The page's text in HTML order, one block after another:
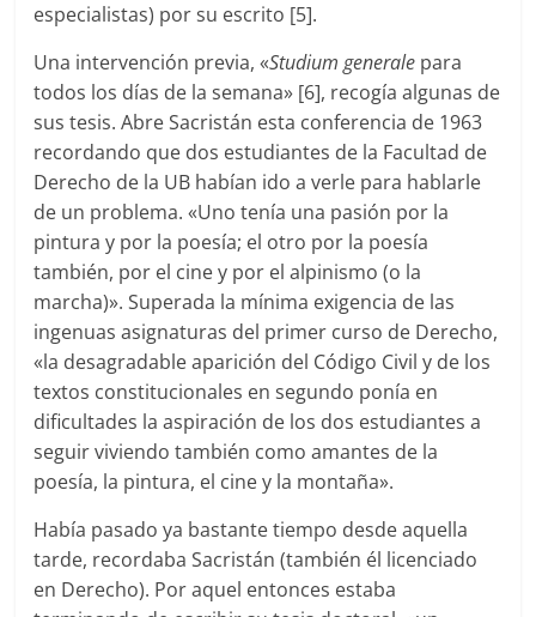
especialistas) por su escrito [5].
Una intervención previa, «Studium generale para
todos los días de la semana» [6], recogía algunas de
sus tesis. Abre Sacristán esta conferencia de 1963
recordando que dos estudiantes de la Facultad de
Derecho de la UB habían ido a verle para hablarle
de un problema. «Uno tenía una pasión por la
pintura y por la poesía; el otro por la poesía
también, por el cine y por el alpinismo (o la
marcha)». Superada la mínima exigencia de las
ingenuas asignaturas del primer curso de Derecho,
«la desagradable aparición del Código Civil y de los
textos constitucionales en segundo ponía en
dificultades la aspiración de los dos estudiantes a
seguir viviendo también como amantes de la
poesía, la pintura, el cine y la montaña».
Había pasado ya bastante tiempo desde aquella
tarde, recordaba Sacristán (también él licenciado
en Derecho). Por aquel entonces estaba